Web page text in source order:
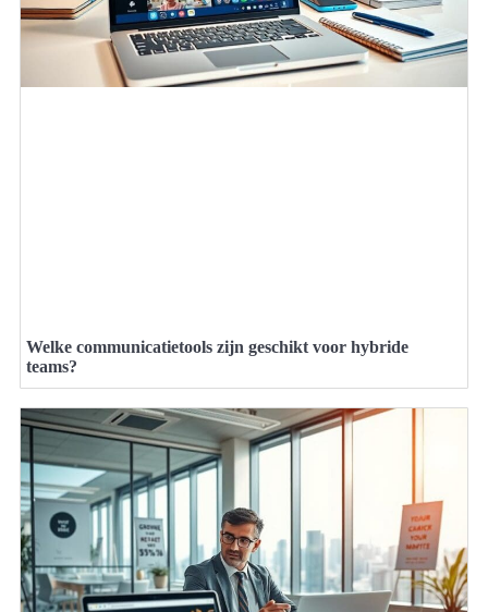
Welke communicatietools zijn geschikt voor hybride
teams?